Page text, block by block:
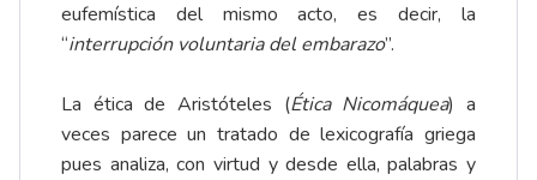
eufemística del mismo acto, es decir, la
“interrupción voluntaria del embarazo”.
La ética de Aristóteles (Ética Nicomáquea) a
veces parece un tratado de lexicografía griega
pues analiza, con virtud y desde ella, palabras y